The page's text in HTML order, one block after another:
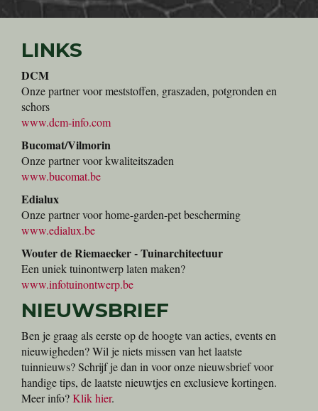
LINKS
DCM
Onze partner voor meststoffen, graszaden, potgronden en
schors
www.dcm-info.com
Bucomat/Vilmorin
Onze partner voor kwaliteitszaden
www.bucomat.be
Edialux
Onze partner voor home-garden-pet bescherming
www.edialux.be
Wouter de Riemaecker - Tuinarchitectuur
Een uniek tuinontwerp laten maken?
www.infotuinontwerp.be
NIEUWSBRIEF
Ben je graag als eerste op de hoogte van acties, events en
nieuwigheden? Wil je niets missen van het laatste
tuinnieuws? Schrijf je dan in voor onze nieuwsbrief voor
handige tips, de laatste nieuwtjes en exclusieve kortingen.
Meer info?Klik hier.